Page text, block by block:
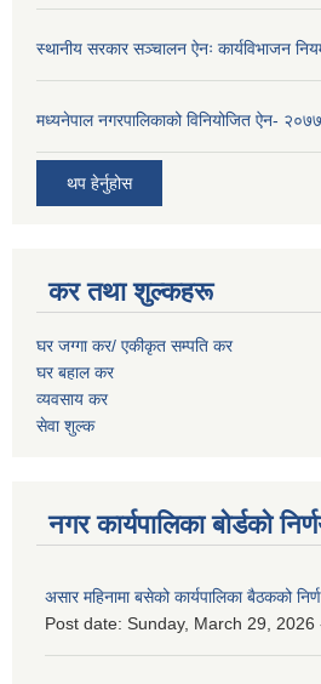
स्थानीय सरकार सञ्चालन ऐनः कार्यविभाजन
मध्यनेपाल नगरपालिकाको विनियोजित ऐन- २०७७
थप हेर्नुहोस
कर तथा शुल्कहरू
घर जग्गा कर/ एकीकृत सम्पति कर
घर बहाल कर
व्यवसाय कर
सेवा शुल्क
नगर कार्यपालिका बोर्डको
असार महिनामा बसेको कार्यपालिका बैठकको
Post date: Sunday, March 29, 2026